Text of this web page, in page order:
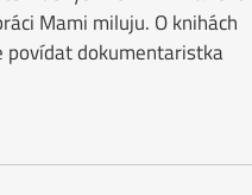
Mami miluju. O knihách
povídat dokumentaristka